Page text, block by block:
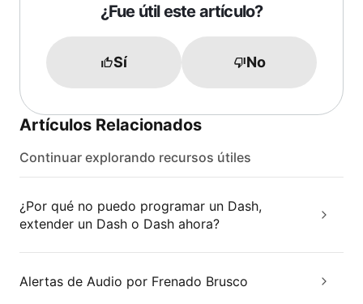
¿Fue útil este artículo?
Sí No
Artículos Relacionados
Continuar explorando recursos útiles
¿Por qué no puedo programar un Dash,
extender un Dash o Dash ahora?
Alertas de Audio por Frenado Brusco